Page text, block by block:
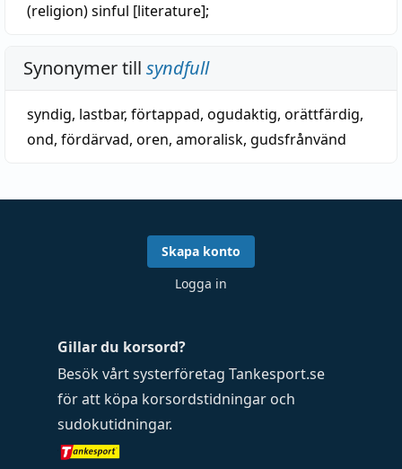
(religion)sinful [literature];
Synonymer till syndfull
syndig, lastbar, förtappad, ogudaktig, orättfärdig,
ond, fördärvad, oren, amoralisk, gudsfrånvänd
Gillar du korsord?
Besök vårt systerföretag Tankesport.se
för att köpa korsordstidningar och
sudokutidningar.
Skapa konto
Logga in